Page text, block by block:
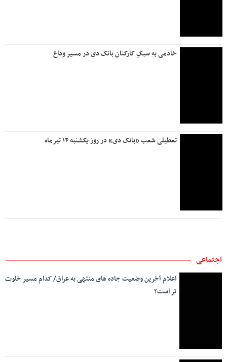
خادمی به سبکِ کارکنان بانک دی در مسیر وداع
تعطیلی شعب «بانک دی» در روز یکشنبه ۱۴ تیرماه
اجتماعی
اعلام آخرین وضعیت جاده های منتهی به عراق/ کدام مسیر خلوت
تر است؟